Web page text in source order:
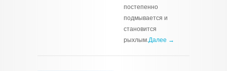
постепенно
подмывается и
становится
рыхлым.Далее →